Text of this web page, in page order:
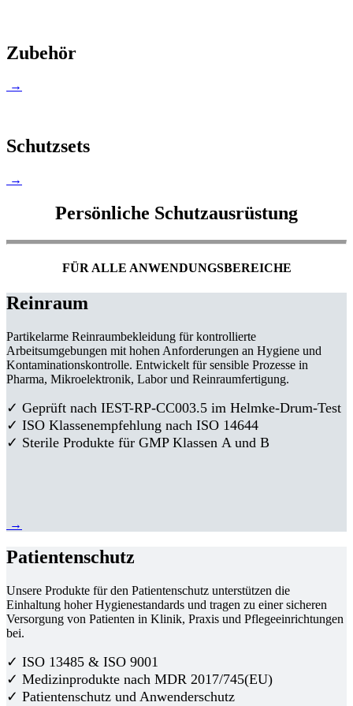
Zubehör
→
Schutzsets
→
Persönliche Schutzausrüstung
FÜR ALLE ANWENDUNGSBEREICHE
Reinraum
Partikelarme Reinraumbekleidung für kontrollierte
Arbeitsumgebungen mit hohen Anforderungen an Hygiene und
Kontaminationskontrolle. Entwickelt für sensible Prozesse in
Pharma, Mikroelektronik, Labor und Reinraumfertigung.
✓ Geprüft nach IEST-RP-CC003.5 im Helmke-Drum-Test
✓ ISO Klassenempfehlung nach ISO 14644
✓ Sterile Produkte für GMP Klassen A und B
→
Patientenschutz
Unsere Produkte für den Patientenschutz unterstützen die
Einhaltung hoher Hygienestandards und tragen zu einer sicheren
Versorgung von Patienten in Klinik, Praxis und Pflegeeinrichtungen
bei.
✓ ISO 13485 & ISO 9001
✓ Medizinprodukte nach MDR 2017/745(EU)
✓ Patientenschutz und Anwenderschutz